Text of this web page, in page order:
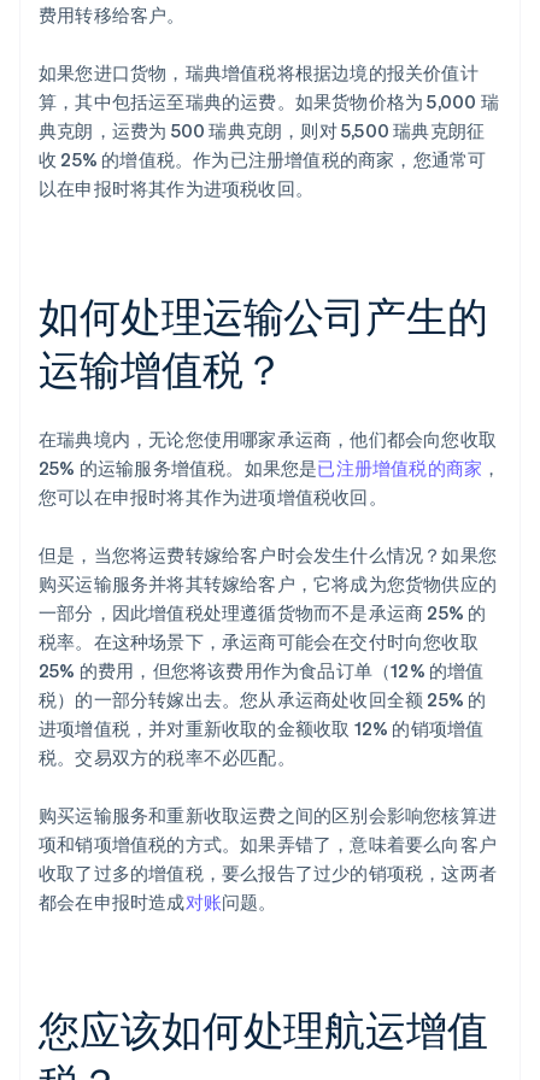
费用转移给客户。
如果您进口货物，瑞典增值税将根据边境的报关价值计
算，其中包括运至瑞典的运费。如果货物价格为 5,000 瑞
典克朗，运费为 500 瑞典克朗，则对 5,500 瑞典克朗征
收 25% 的增值税。作为已注册增值税的商家，您通常可
以在申报时将其作为进项税收回。
如何处理运输公司产生的
运输增值税？
在瑞典境内，无论您使用哪家承运商，他们都会向您收取
25% 的运输服务增值税。如果您是已注册增值税的商家 ，
您可以在申报时将其作为进项增值税收回。
但是，当您将运费转嫁给客户时会发生什么情况？如果您
购买运输服务并将其转嫁给客户，它将成为您货物供应的
一部分，因此增值税处理遵循货物而不是承运商 25% 的
税率。在这种场景下，承运商可能会在交付时向您收取
25% 的费用，但您将该费用作为食品订单（12% 的增值
税）的一部分转嫁出去。您从承运商处收回全额 25% 的
进项增值税，并对重新收取的金额收取 12% 的销项增值
税。交易双方的税率不必匹配。
购买运输服务和重新收取运费之间的区别会影响您核算进
项和销项增值税的方式。如果弄错了，意味着要么向客户
收取了过多的增值税，要么报告了过少的销项税，这两者
都会在申报时造成对账问题。
您应该如何处理航运增值